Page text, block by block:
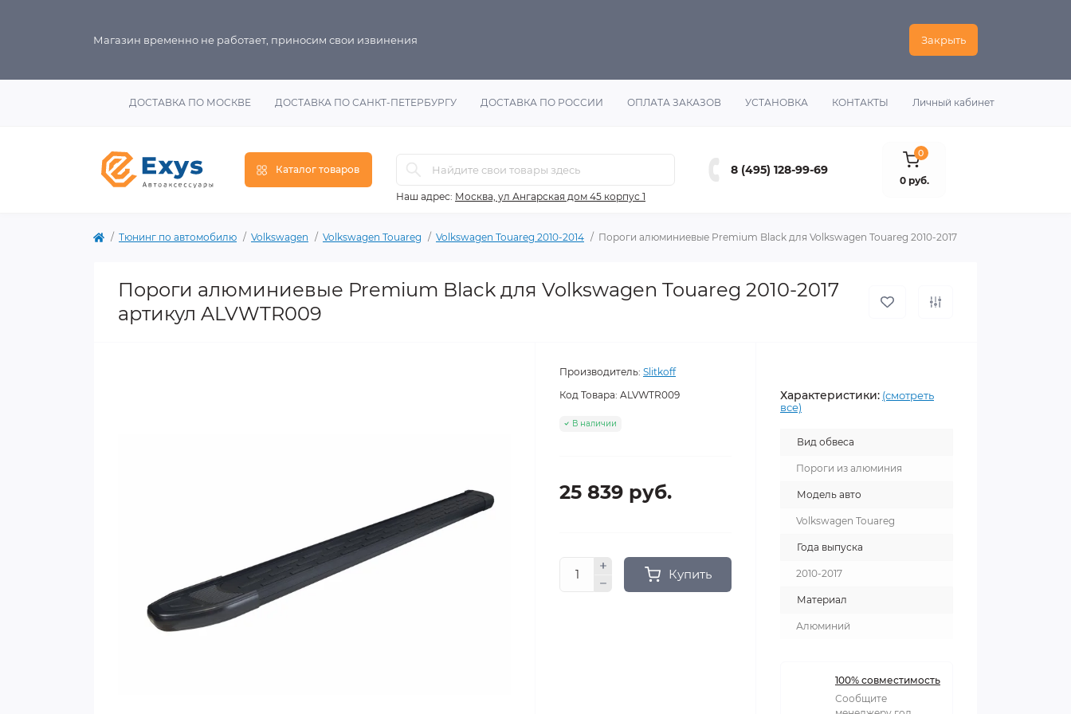
Магазин временно не работает, приносим свои извинения Закрыть
ДОСТАВКА ПО МОСКВЕ ДОСТАВКА ПО САНКТ-ПЕТЕРБУРГУ ДОСТАВКА ПО РОССИИ ОПЛАТА ЗАКАЗОВ УСТАНОВКА КОНТАКТЫ Личный кабинет
Каталог товаров
Наш адрес: Москва, ул Ангарская дом 45 корпус 1
8 (495) 128-99-69
0
0 руб.
Тюнинг по автомобилю Volkswagen Volkswagen Touareg Volkswagen Touareg 2010-2014 Пороги алюминиевые Premium Black для Volkswagen Touareg 2010-2017
Пороги алюминиевые Premium Black для Volkswagen Touareg 2010-2017
артикул ALVWTR009
Производитель: Slitkoff
Код Товара: ALVWTR009
В наличии
25 839 руб.
Купить
Характеристики: (смотреть
все)
Вид обвеса
Пороги из алюминия
Модель авто
Volkswagen Touareg
Года выпуска
2010-2017
Материал
Алюминий
100% совместимость
Сообщите